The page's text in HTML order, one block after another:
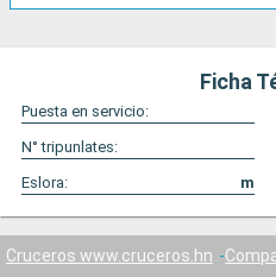
Ficha
Puesta en servicio:
N° tripunlates:
Eslora:
m
Cruceros www.cruceros.hn